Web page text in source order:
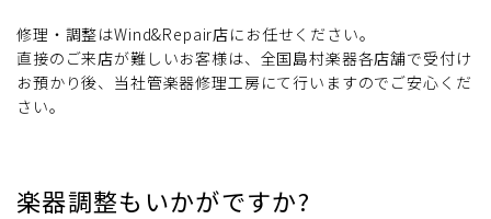
修理・調整はWind&Repair店にお任せください。
直接のご来店が難しいお客様は、全国島村楽器各店舗で受付け
お預かり後、当社管楽器修理工房にて行いますのでご安心くだ
さい。
楽器調整もいかがですか?